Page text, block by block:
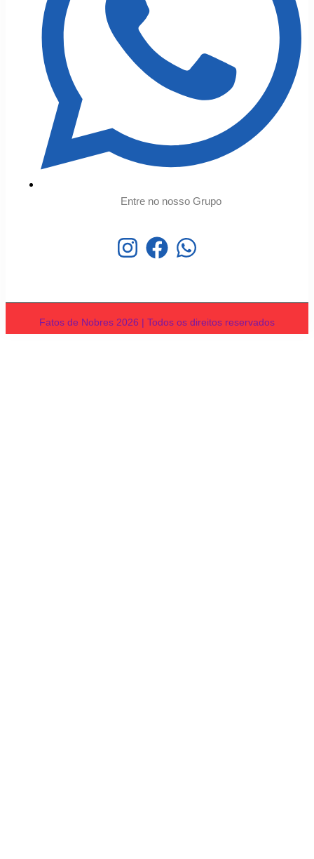
Entre no nosso Grupo
Fatos de Nobres 2026 | Todos os direitos reservados